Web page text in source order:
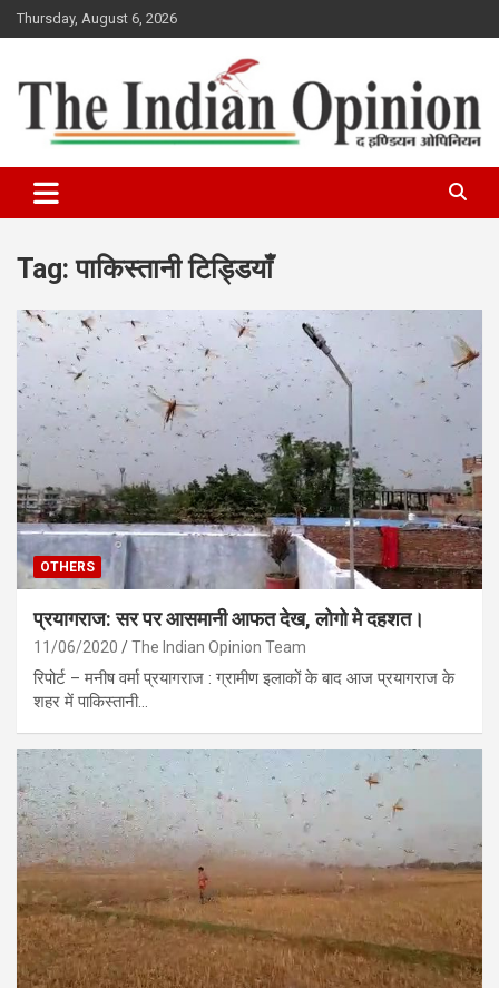
Skip
to
Thursday, August 6, 2026
Indian Opinion News
Tag:पाकिस्तानी टिड्डियाँ
OTHERS
प्रयागराज: सर पर आसमानी आफत देख, लोगो मे दहशत।
11/06/2020 The Indian Opinion Team
रिपोर्ट – मनीष वर्मा प्रयागराज : ग्रामीण इलाकों के बाद आज प्रयागराज के
शहर में पाकिस्तानी…